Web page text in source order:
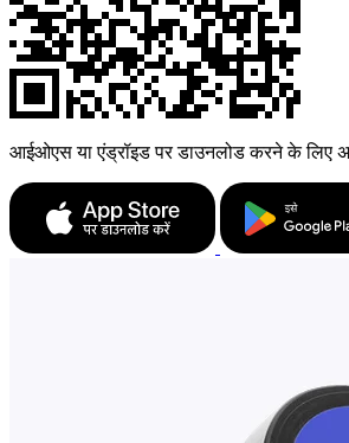
आईओएस या एंड्रॉइड पर डाउनलोड करने के लिए